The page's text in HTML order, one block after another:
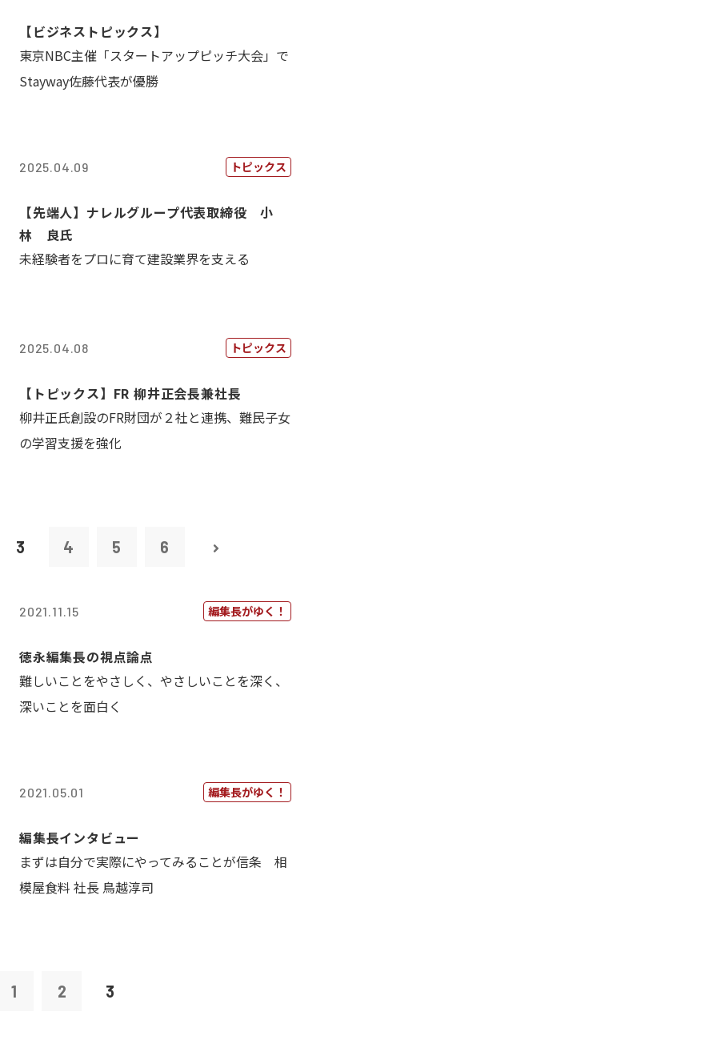
【ビジネストピックス】
東京NBC主催「スタートアップピッチ大会」で
Stayway佐藤代表が優勝
2025.04.09 トピックス
【先端人】ナレルグループ代表取締役 小
林 良氏
未経験者をプロに育て建設業界を支える
2025.04.08 トピックス
【トピックス】FR 柳井正会長兼社長
柳井正氏創設のFR財団が２社と連携、難民子女
の学習支援を強化
3 4 5 6
2021.11.15 編集長がゆく！
徳永編集長の視点論点
難しいことをやさしく、やさしいことを深く、
深いことを面白く
2021.05.01 編集長がゆく！
編集長インタビュー
まずは自分で実際にやってみることが信条 相
模屋食料 社長 鳥越淳司
1 2 3